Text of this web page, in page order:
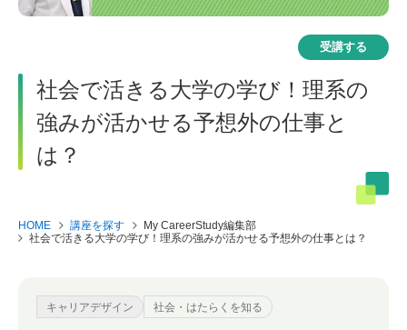
受講する
社会で活きる大学の学び！理系の
強みが活かせる予想外の仕事と
は？
HOME 講座を探す
My CareerStudy編集部
社会で活きる大学の学び！理系の強みが活かせる予想外の仕事とは？
キャリアデザイン 社会・はたらくを知る